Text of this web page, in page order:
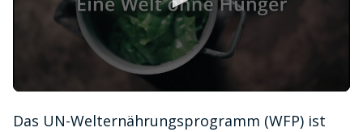
of
Das UN-Welternährungsprogramm (WFP) ist